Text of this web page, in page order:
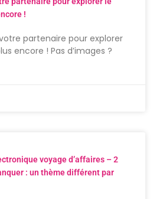
!
partenaire pour explorer
encore ! Pas d’images ?
voyage d’affaires – 2
: un thème différent par